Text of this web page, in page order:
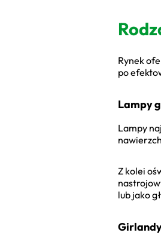
Rynek
po
Lampy
Lampy
Z kolei
lub jako